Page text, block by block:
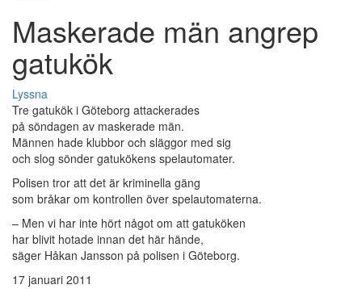
Maskerade män angrep
gatukök
Lyssna
Tre gatukök i Göteborg attackerades
på söndagen av maskerade män.
Männen hade klubbor och släggor med sig
och slog sönder gatukökens spelautomater.
Polisen tror att det är kriminella gäng
som bråkar om kontrollen över spelautomaterna.
– Men vi har inte hört något om att gatuköken
har blivit hotade innan det här hände,
säger Håkan Jansson på polisen i Göteborg.
17 januari 2011